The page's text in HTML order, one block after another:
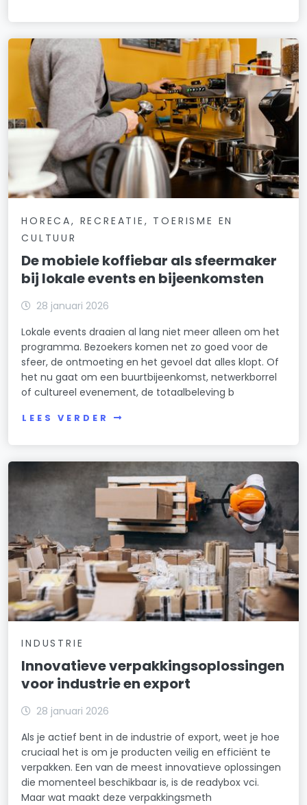
HORECA, RECREATIE, TOERISME EN
CULTUUR
De mobiele koffiebar als sfeermaker
bij lokale events en bijeenkomsten
28 januari 2026
Lokale events draaien al lang niet meer alleen om het
programma. Bezoekers komen net zo goed voor de
sfeer, de ontmoeting en het gevoel dat alles klopt. Of
het nu gaat om een buurtbijeenkomst, netwerkborrel
of cultureel evenement, de totaalbeleving b
LEES VERDER
INDUSTRIE
Innovatieve verpakkingsoplossingen
voor industrie en export
28 januari 2026
Als je actief bent in de industrie of export, weet je hoe
cruciaal het is om je producten veilig en efficiënt te
verpakken. Een van de meest innovatieve oplossingen
die momenteel beschikbaar is, is de readybox vci.
Maar wat maakt deze verpakkingsmeth